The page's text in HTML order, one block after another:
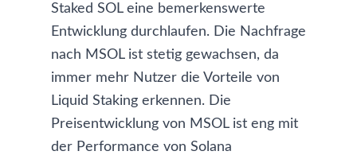
Staked SOL eine bemerkenswerte
Entwicklung durchlaufen. Die Nachfrage
nach MSOL ist stetig gewachsen, da
immer mehr Nutzer die Vorteile von
Liquid Staking erkennen. Die
Preisentwicklung von MSOL ist eng mit
der Performance von Solana